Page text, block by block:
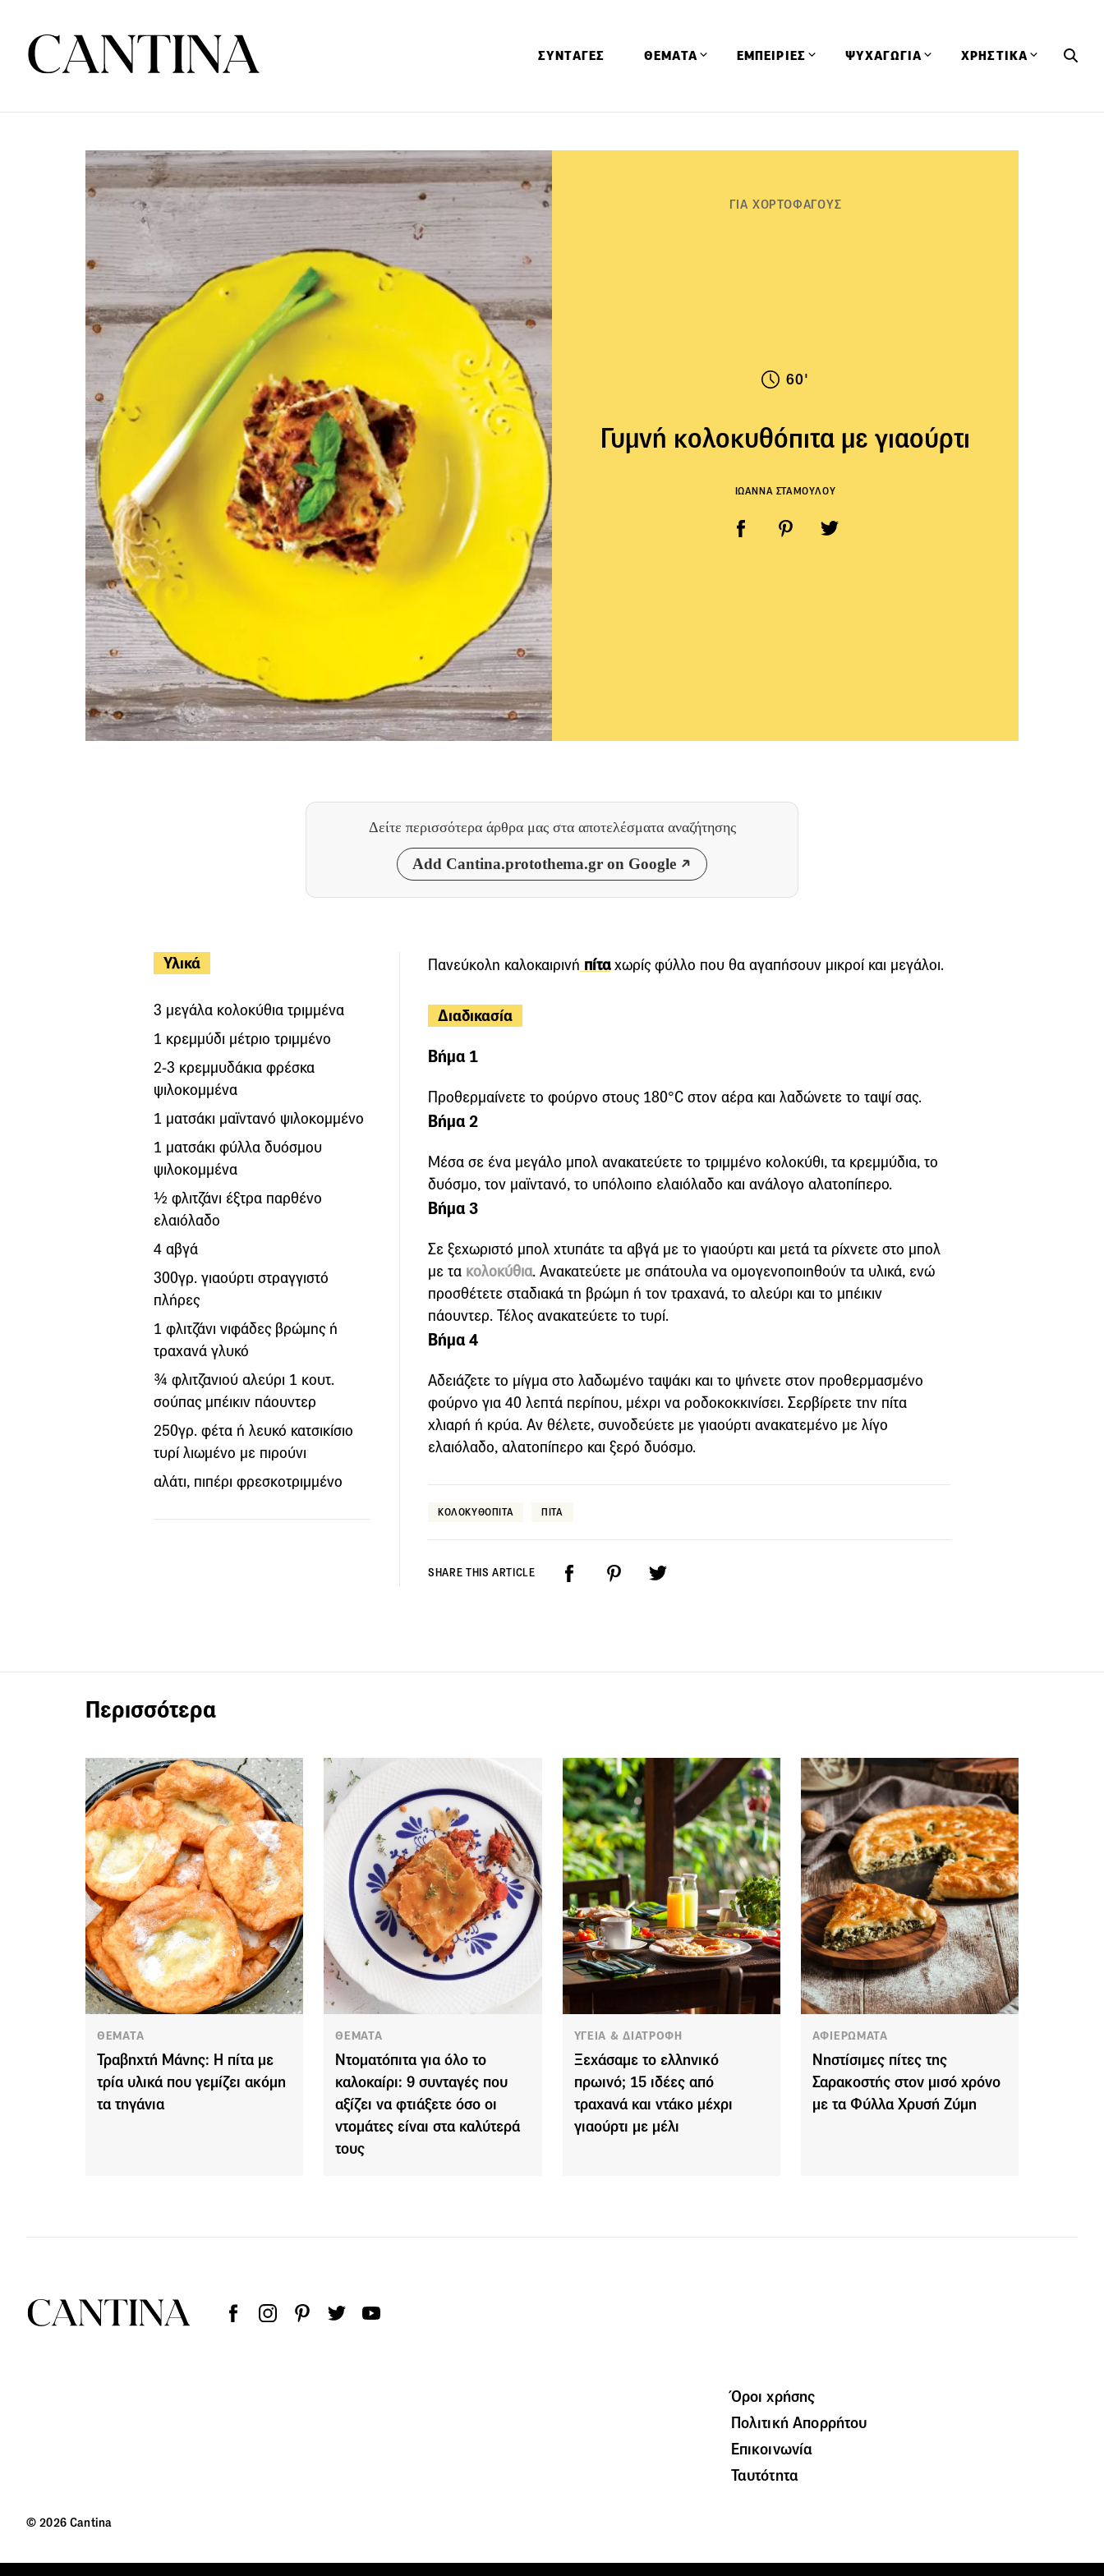
ΣΥΝΤΑΓΕΣ ΘΕΜΑΤΑ ΕΜΠΕΙΡΙΕΣ ΨΥΧΑΓΩΓΙΑ ΧΡΗΣΤΙΚΑ
ΓΙΑ ΧΟΡΤΟΦΑΓΟΥΣ
60'
Γυμνή κολοκυθόπιτα με γιαούρτι
ΙΩΑΝΝΑ ΣΤΑΜΟΥΛΟΥ
Δείτε περισσότερα άρθρα μας στα αποτελέσματα αναζήτησης
Add Cantina.protothema.gr on Google
Υλικά
3 μεγάλα κολοκύθια τριμμένα
1 κρεμμύδι μέτριο τριμμένο
2-3 κρεμμυδάκια φρέσκα
ψιλοκομμένα
1 ματσάκι μαϊντανό ψιλοκομμένο
1 ματσάκι φύλλα δυόσμου
ψιλοκομμένα
½ φλιτζάνι έξτρα παρθένο
ελαιόλαδο
4 αβγά
300γρ. γιαούρτι στραγγιστό
πλήρες
1 φλιτζάνι νιφάδες βρώμης ή
τραχανά γλυκό
¾ φλιτζανιού αλεύρι 1 κουτ.
σούπας μπέικιν πάουντερ
250γρ. φέτα ή λευκό κατσικίσιο
τυρί λιωμένο με πιρούνι
αλάτι, πιπέρι φρεσκοτριμμένο
Πανεύκολη καλοκαιρινή πίταχωρίς φύλλο που θα αγαπήσουν μικροί και μεγάλοι.
Διαδικασία
Βήμα 1
Προθερμαίνετε το φούρνο στους 180°C στον αέρα και λαδώνετε το ταψί σας.
Βήμα 2
Μέσα σε ένα μεγάλο μπολ ανακατεύετε το τριμμένο κολοκύθι, τα κρεμμύδια, το
δυόσμο, τον μαϊντανό, το υπόλοιπο ελαιόλαδο και ανάλογο αλατοπίπερο.
Βήμα 3
Σε ξεχωριστό μπολ χτυπάτε τα αβγά με το γιαούρτι και μετά τα ρίχνετε στο μπολ
με τα κολοκύθια. Ανακατεύετε με σπάτουλα να ομογενοποιηθούν τα υλικά, ενώ
προσθέτετε σταδιακά τη βρώμη ή τον τραχανά, το αλεύρι και το μπέικιν
πάουντερ. Τέλος ανακατεύετε το τυρί.
Βήμα 4
Αδειάζετε το μίγμα στο λαδωμένο ταψάκι και το ψήνετε στον προθερμασμένο
φούρνο για 40 λεπτά περίπου, μέχρι να ροδοκοκκινίσει. Σερβίρετε την πίτα
χλιαρή ή κρύα. Aν θέλετε, συνοδεύετε με γιαούρτι ανακατεμένο με λίγο
ελαιόλαδο, αλατοπίπερο και ξερό δυόσμο.
ΚΟΛΟΚΥΘΟΠΙΤΑ ΠΙΤΑ
SHARE THIS ARTICLE
Περισσότερα
ΘΕΜΑΤΑ
Τραβηχτή Μάνης: Η πίτα με
τρία υλικά που γεμίζει ακόμη
τα τηγάνια
ΘΕΜΑΤΑ
Ντοματόπιτα για όλο το
καλοκαίρι: 9 συνταγές που
αξίζει να φτιάξετε όσο οι
ντομάτες είναι στα καλύτερά
τους
ΥΓΕΙΑ & ΔΙΑΤΡΟΦΗ
Ξεχάσαμε το ελληνικό
πρωινό; 15 ιδέες από
τραχανά και ντάκο μέχρι
γιαούρτι με μέλι
ΑΦΙΕΡΩΜΑΤΑ
Νηστίσιμες πίτες της
Σαρακοστής στον μισό χρόνο
με τα Φύλλα Χρυσή Ζύμη
Όροι χρήσης
Πολιτική Απορρήτου
Επικοινωνία
Ταυτότητα
© 2026 Cantina